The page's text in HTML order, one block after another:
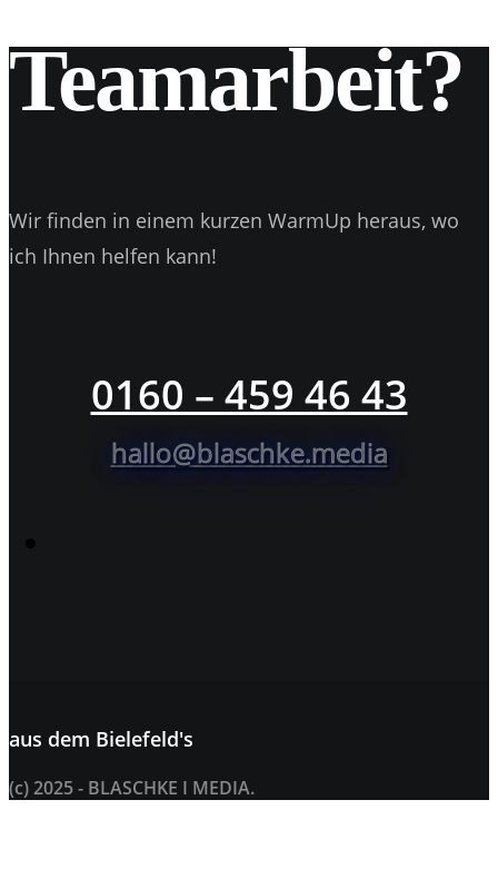
Teamarbeit?
Wir finden in einem kurzen WarmUp heraus, wo
ich Ihnen helfen kann!
0160 – 459 46 43
hallo@blaschke.media
aus dem Bielefeld's
(c) 2025 - BLASCHKE I MEDIA.